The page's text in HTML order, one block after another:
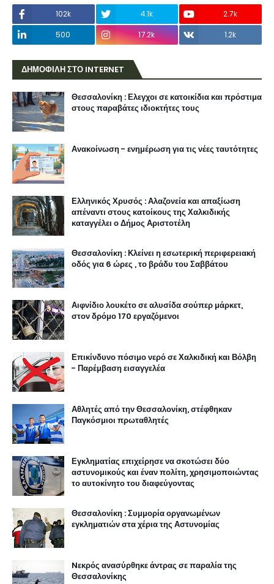
102k 4.1k
2.7k
500
17.2k 1.2k
ΔΗΜΟΦΙΛΗ ΣΤΟ INTERNET
Θεσσαλονίκη : Ελεγχοι σε κατοικίδια και πρόστιμα
στους παραβάτες ιδιοκτήτες τους
Ανακοίνωση - ενημέρωση για τις νέες ταυτότητες
Ελληνικός Χρυσός : Αλαζονεία και απαξίωση
απέναντι στους κατοίκους της Χαλκιδικής
καταγγέλει ο Δήμος Αριστοτέλη
Θεσσαλονίκη : Κλείνει η εσωτερική περιφερειακή
οδός για 6 ώρες , το βράδυ του Σαββάτου
Αιφνίδιο λουκέτο σε αλυσίδα σούπερ μάρκετ,
στον δρόμο 170 εργαζόμενοι
Επικίνδυνο πόσιμο νερό σε Χαλκιδική και Βόλβη
- Παρέμβαση εισαγγελέα
Αθλητές από την Θεσσαλονίκη, στέφθηκαν
Παγκόσμιοι πρωταθλητές
Εγκληματίας επιχείρησε να σκοτώσει δύο
αστυνομικούς και έναν πολίτη, χρησιμοποιώντας
το αυτοκίνητο του διαφεύγοντας
Θεσσαλονίκη : Συμμορία οργανωμένων
εγκληματιών στα χέρια της Αστυνομίας
Nεκρός ανασύρθηκε άντρας σε παραλία της
Θεσσαλονίκης